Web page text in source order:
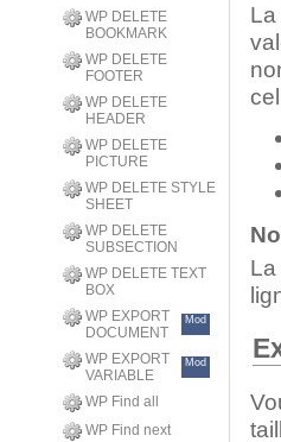
WP DELETE
BOOKMARK
WP DELETE
FOOTER
WP DELETE
HEADER
WP DELETE
PICTURE
WP DELETE STYLE
SHEET
WP DELETE
SUBSECTION
WP DELETE TEXT
BOX
WP EXPORT
DOCUMENT
Mod
WP EXPORT
VARIABLE
Mod
WP Find all
WP Find next